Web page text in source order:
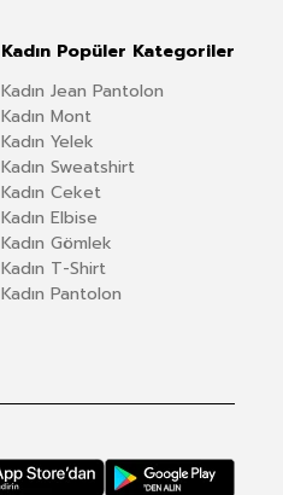
Kadın Popüler Kategoriler
Kadın Jean Pantolon
Kadın Mont
Kadın Yelek
Kadın Sweatshirt
Kadın Ceket
Kadın Elbise
Kadın Gömlek
Kadın T-Shirt
Kadın Pantolon